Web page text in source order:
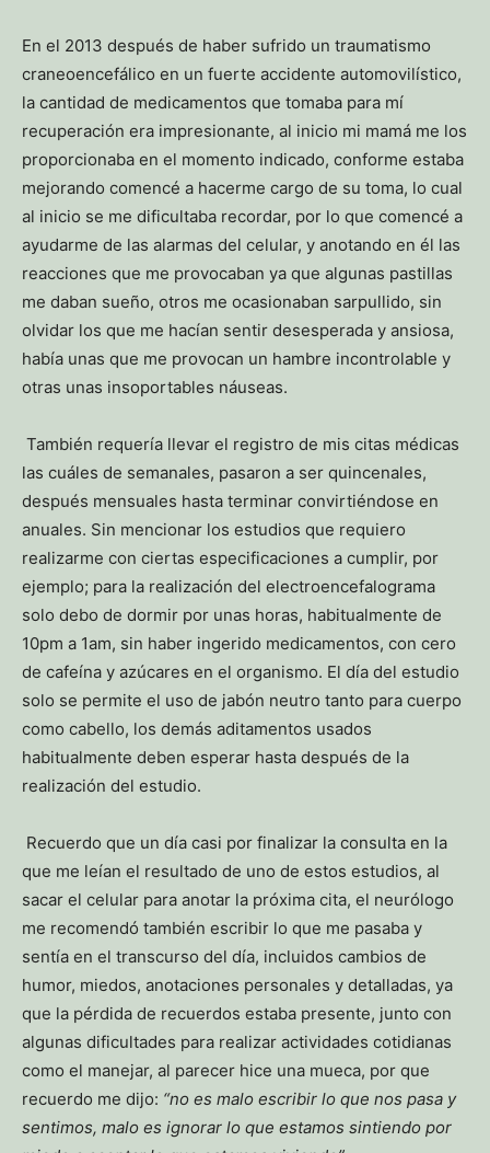
En el 2013 después de haber sufrido un traumatismo
craneoencefálico en un fuerte accidente automovilístico,
la cantidad de medicamentos que tomaba para mí
recuperación era impresionante, al inicio mi mamá me los
proporcionaba en el momento indicado, conforme estaba
mejorando comencé a hacerme cargo de su toma, lo cual
al inicio se me dificultaba recordar, por lo que comencé a
ayudarme de las alarmas del celular, y anotando en él las
reacciones que me provocaban ya que algunas pastillas
me daban sueño, otros me ocasionaban sarpullido, sin
olvidar los que me hacían sentir desesperada y ansiosa,
había unas que me provocan un hambre incontrolable y
otras unas insoportables náuseas.
También requería llevar el registro de mis citas médicas
las cuáles de semanales, pasaron a ser quincenales,
después mensuales hasta terminar convirtiéndose en
anuales. Sin mencionar los estudios que requiero
realizarme con ciertas especificaciones a cumplir, por
ejemplo; para la realización del electroencefalograma
solo debo de dormir por unas horas, habitualmente de
10pm a 1am, sin haber ingerido medicamentos, con cero
de cafeína y azúcares en el organismo. El día del estudio
solo se permite el uso de jabón neutro tanto para cuerpo
como cabello, los demás aditamentos usados
habitualmente deben esperar hasta después de la
realización del estudio.
Recuerdo que un día casi por finalizar la consulta en la
que me leían el resultado de uno de estos estudios, al
sacar el celular para anotar la próxima cita, el neurólogo
me recomendó también escribir lo que me pasaba y
sentía en el transcurso del día, incluidos cambios de
humor, miedos, anotaciones personales y detalladas, ya
que la pérdida de recuerdos estaba presente, junto con
algunas dificultades para realizar actividades cotidianas
como el manejar, al parecer hice una mueca, por que
recuerdo me dijo: “no es malo escribir lo que nos pasa y
sentimos, malo es ignorar lo que estamos sintiendo por